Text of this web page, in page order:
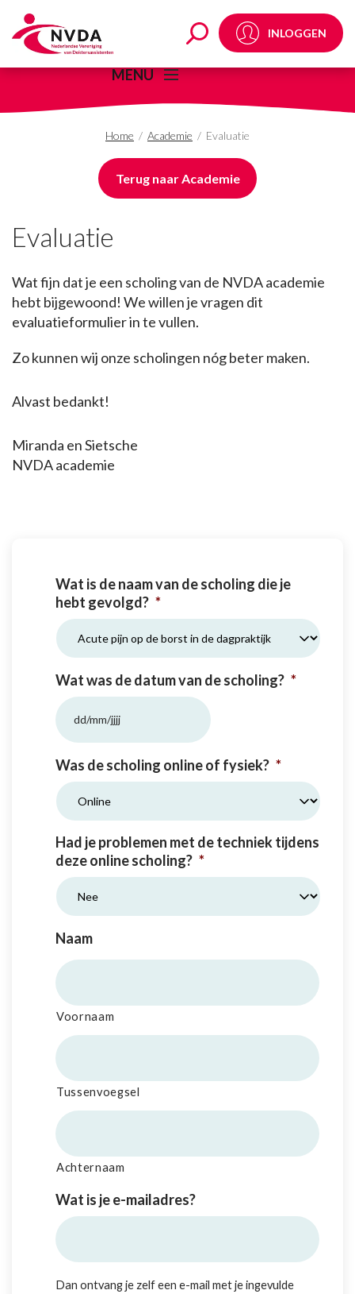
Evaluatie - NVDA INLOGGEN
MENU
Home / Academie / Evaluatie
Terug naar Academie
Evaluatie
Wat fijn dat je een scholing van de NVDA academie
hebt bijgewoond! We willen je vragen dit
evaluatieformulier in te vullen.
Zo kunnen wij onze scholingen nóg beter maken.
Alvast bedankt!
Miranda en Sietsche
NVDA academie
Wat is de naam van de scholing die je
hebt gevolgd? *
Wat was de datum van de scholing? *
Was de scholing online of fysiek? *
Had je problemen met de techniek tijdens
deze online scholing? *
Naam
Voornaam
Tussenvoegsel
Achternaam
Wat is je e-mailadres?
Dan ontvang je zelf een e-mail met je ingevulde